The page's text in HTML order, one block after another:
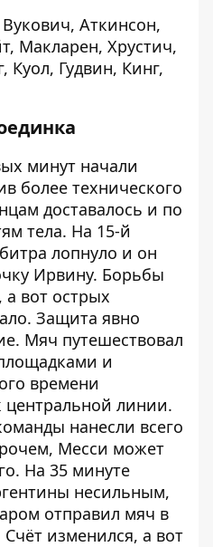
Аткинсон,
Макларен, Хрустич,
Куол, Гудвин, Кинг,
минут начали
более технического
доставалось и по
тела. На 15-й
лопнуло и он
Ирвину. Борьбы
вот острых
Защита явно
Мяч путешествовал
и
времени
линии.
нанесли всего
Месси может
На 35 минуте
несильным,
отправил мяч в
изменился, а вот